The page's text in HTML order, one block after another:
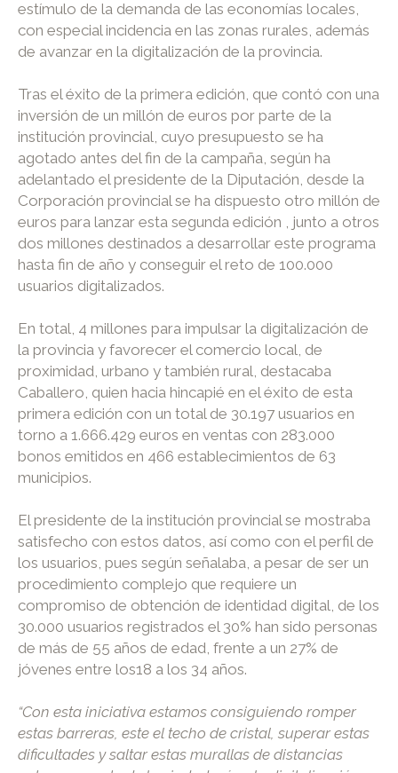
estímulo de la demanda de las economías locales,
con especial incidencia en las zonas rurales, además
de avanzar en la digitalización de la provincia.
Tras el éxito de la primera edición, que contó con una
inversión de un millón de euros por parte de la
institución provincial, cuyo presupuesto se ha
agotado antes del fin de la campaña, según ha
adelantado el presidente de la Diputación, desde la
Corporación provincial se ha dispuesto otro millón de
euros para lanzar esta segunda edición , junto a otros
dos millones destinados a desarrollar este programa
hasta fin de año y conseguir el reto de 100.000
usuarios digitalizados.
En total, 4 millones para impulsar la digitalización de
la provincia y favorecer el comercio local, de
proximidad, urbano y también rural, destacaba
Caballero, quien hacia hincapié en el éxito de esta
primera edición con un total de 30.197 usuarios en
torno a 1.666.429 euros en ventas con 283.000
bonos emitidos en 466 establecimientos de 63
municipios.
El presidente de la institución provincial se mostraba
satisfecho con estos datos, así como con el perfil de
los usuarios, pues según señalaba, a pesar de ser un
procedimiento complejo que requiere un
compromiso de obtención de identidad digital, de los
30.000 usuarios registrados el 30% han sido personas
de más de 55 años de edad, frente a un 27% de
jóvenes entre los18 a los 34 años.
“Con esta iniciativa estamos consiguiendo romper
estas barreras, este el techo de cristal, superar estas
dificultades y saltar estas murallas de distancias